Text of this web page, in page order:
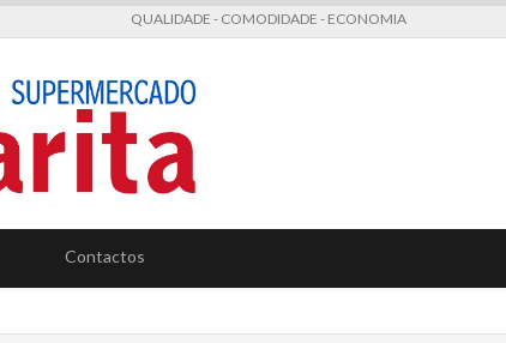
QUALIDADE - COMODIDADE - ECONOMIA
Contactos